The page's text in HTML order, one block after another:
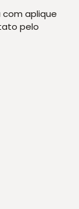
aplique
pelo